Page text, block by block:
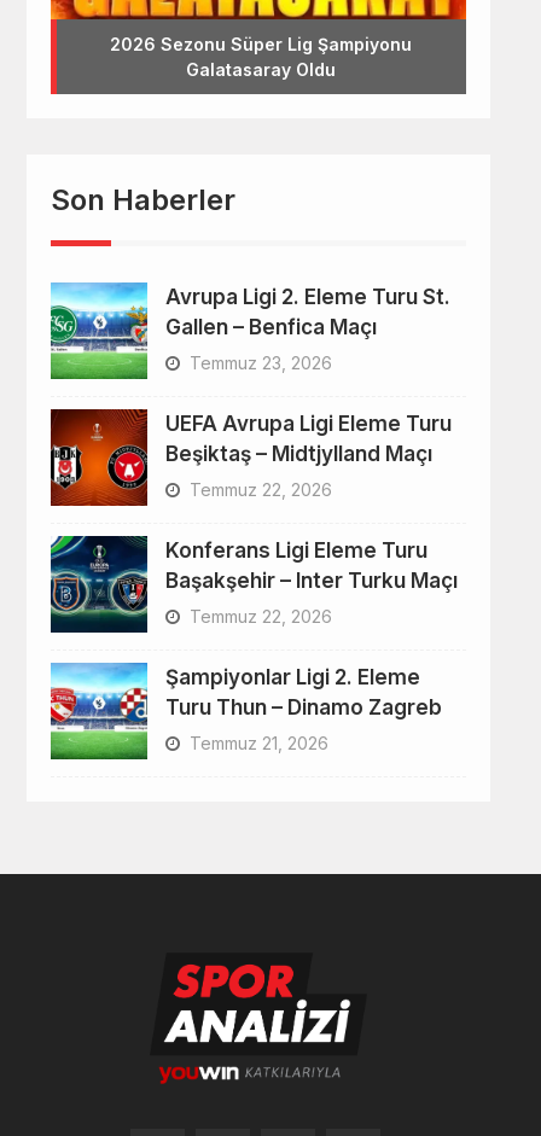
2026 Sezonu Süper Lig Şampiyonu
Galatasaray Oldu
Son Haberler
Avrupa Ligi 2. Eleme Turu St.
Gallen – Benfica Maçı
Temmuz 23, 2026
UEFA Avrupa Ligi Eleme Turu
Beşiktaş – Midtjylland Maçı
Temmuz 22, 2026
Konferans Ligi Eleme Turu
Başakşehir – Inter Turku Maçı
Temmuz 22, 2026
Şampiyonlar Ligi 2. Eleme
Turu Thun – Dinamo Zagreb
Temmuz 21, 2026